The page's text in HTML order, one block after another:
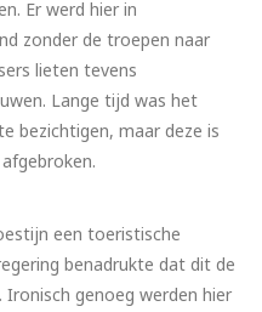
Er werd hier in
zonder de troepen naar
lieten tevens
Lange tijd was het
bezichtigen, maar deze is
een toeristische
benadrukte dat dit de
genoeg werden hier